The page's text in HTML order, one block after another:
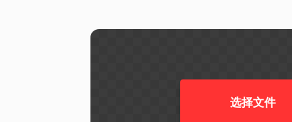
选择文件